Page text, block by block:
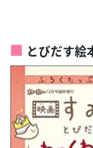
とびだす絵